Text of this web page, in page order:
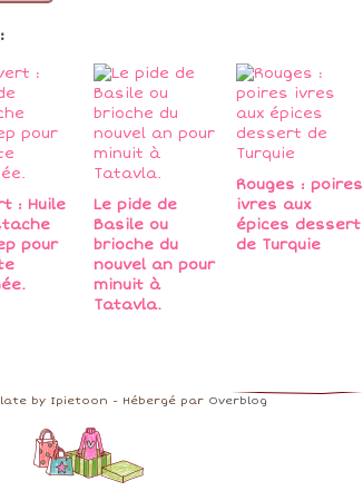
: Huile
pour
Le pide de
Basile ou
brioche du
nouvel an pour
minuit à
Tatavla.
Rouges : poires
ivres aux
épices dessert
de Turquie
by Ipietoon - Hébergé par Overblog